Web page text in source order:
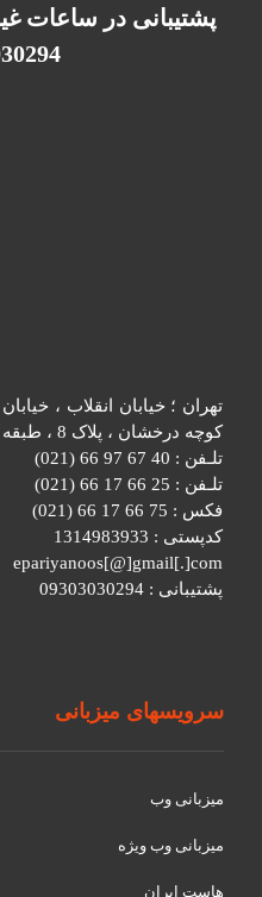
تهران ؛ خیابان انقلاب ،
کوچه درخشان ، پلاک 8 ، طبقه اول.
تلـفن : 40 67 97 66 (021)
تلـفن : 25 66 17 66 (021)
فکس : 75 66 17 66 (021)
کدپستی : 1314983933
epariyanoos[@]gmail[.]com
پشتیبانی : 09303030294
سرویسهای میزبانی
میزبانی وب
میزبانی وب ویژه
هاست ایران